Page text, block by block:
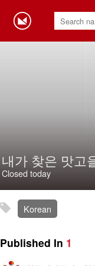
내가 찾은 맛고
Closed today
Korean
Published In 1